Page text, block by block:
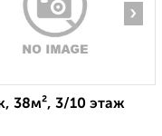
›
38м², 3/10 этаж